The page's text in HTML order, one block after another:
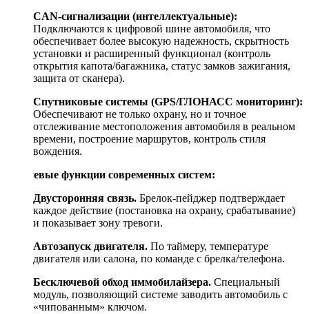
CAN-сигнализации (интеллектуальные):
Подключаются к цифровой шине автомобиля, что
обеспечивает более высокую надежность, скрытность
установки и расширенный функционал (контроль
открытия капота/багажника, статус замков зажигания,
защита от сканера).
Спутниковые системы (GPS/ГЛОНАСС мониторинг):
Обеспечивают не только охрану, но и точное
отслеживание местоположения автомобиля в реальном
времени, построение маршрутов, контроль стиля
вождения.
Ключевые функции современных систем:
Двусторонняя связь. Брелок-пейджер подтверждает
каждое действие (постановка на охрану, срабатывание)
и показывает зону тревоги.
Автозапуск двигателя. По таймеру, температуре
двигателя или салона, по команде с брелка/телефона.
Бесключевой обход иммобилайзера. Специальный
модуль, позволяющий системе заводить автомобиль с
«чипованным» ключом.